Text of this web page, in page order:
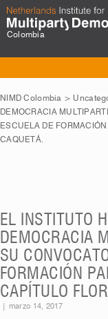
Colombia
NIMD Colombia >
DEMOCRACIA
ESCUELA DE
CAQUETÁ.
EL INSTITUTO
DEMOCRACIA
SU
FORMACIÓN
CAPÍTULO
marzo 14, 2017